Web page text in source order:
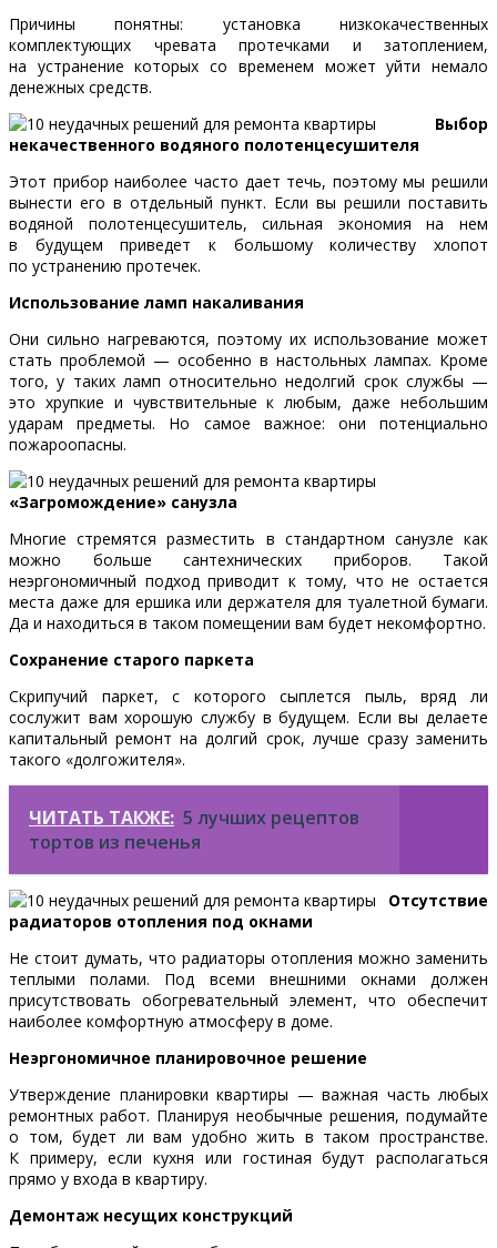
Причины понятны: установка низкокачественных
комплектующих чревата протечками и затоплением,
на устранение которых со временем может уйти немало
денежных средств.
Выбор
некачественного водяного полотенцесушителя
Этот прибор наиболее часто дает течь, поэтому мы решили
вынести его в отдельный пункт. Если вы решили поставить
водяной полотенцесушитель, сильная экономия на нем
в будущем приведет к большому количеству хлопот
по устранению протечек.
Использование ламп накаливания
Они сильно нагреваются, поэтому их использование может
стать проблемой — особенно в настольных лампах. Кроме
того, у таких ламп относительно недолгий срок службы —
это хрупкие и чувствительные к любым, даже небольшим
ударам предметы. Но самое важное: они потенциально
пожароопасны.
«Загромождение» санузла
Многие стремятся разместить в стандартном санузле как
можно больше сантехнических приборов. Такой
неэргономичный подход приводит к тому, что не остается
места даже для ершика или держателя для туалетной бумаги.
Да и находиться в таком помещении вам будет некомфортно.
Сохранение старого паркета
Скрипучий паркет, с которого сыплется пыль, вряд ли
сослужит вам хорошую службу в будущем. Если вы делаете
капитальный ремонт на долгий срок, лучше сразу заменить
такого «долгожителя».
ЧИТАТЬ ТАКЖЕ: 5 лучших рецептов
тортов из печенья
Отсутствие
радиаторов отопления под окнами
Не стоит думать, что радиаторы отопления можно заменить
теплыми полами. Под всеми внешними окнами должен
присутствовать обогревательный элемент, что обеспечит
наиболее комфортную атмосферу в доме.
Неэргономичное планировочное решение
Утверждение планировки квартиры — важная часть любых
ремонтных работ. Планируя необычные решения, подумайте
о том, будет ли вам удобно жить в таком пространстве.
К примеру, если кухня или гостиная будут располагаться
прямо у входа в квартиру.
Демонтаж несущих конструкций